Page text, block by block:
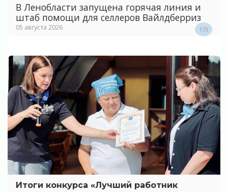
В Ленобласти запущена горячая линия и
штаб помощи для селлеров Вайлдберриз
05 августа 2026 173
Итоги конкурса «Лучший работник